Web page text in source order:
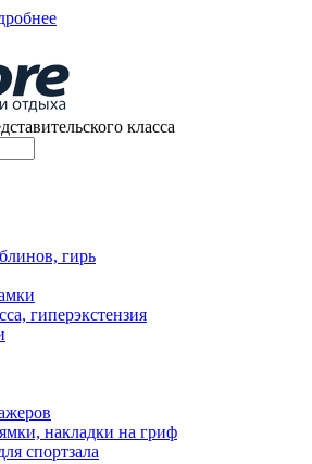
класса
гирь
гиперэкстензия
накладки на гриф
спортзала